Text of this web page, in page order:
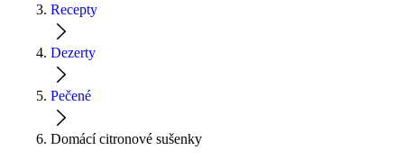
Recepty
Dezerty
Pečené
Domácí citronové sušenky